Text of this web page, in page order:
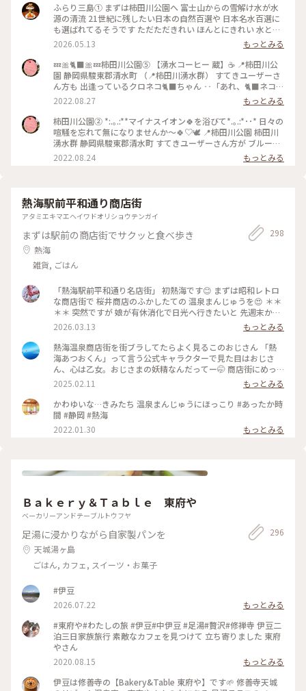
ふらり三島① まずは柿田川公園へ 富士山からの雪解け水が水
源の清流 21世紀に残したい日本の自然百選や 日本名水百選に
も選ばれてるそうです ただただきれい ほんとにきれい 水と新
緑と一体したかのような いい光景でした #柿田川公園 #静岡 #
三島
2026.05.13
もっとみる
💤🎀🐈‍⬛🎀💤柿田川公園⑤ 【湧水コーヒー 蔵】☕️ 📍柿田川公
園 静岡県駿東郡清水町 （📍柿田川湧水群） すてきユーザーさ
ん方も 出逢っているクロネコ🐈‍⬛ちゃん ‥「あれ、🐈‍⬛ネコ落
ちてるやん💛」 近づいても目も開けない ピクリともしない‥
強者です🎶 暑い日だったけど 石畳で寝転ぶの暑くないのかな
ぁ‥ 心配になりじーっと観察しますが うーごーかーずー😅💦
●こちらは🚗駐車券が❣️👀 よく見ると領収書の部分が切り取り
線が入って 清流をそよそよ…の梅花藻の 素敵な写真のポスト
観光案内所もあり パンフレットが各種置いてあります。 駐車
とまってあり、 カフェ等々 歴史を感じる蔵を残して運営して
いるのか ステキな雰囲気です🎶 人気もまばらで動きやすい〜❣️
#黒猫 #クロネコ #柿田川のねこ #茶房蔵 #マイナスイオン #ら
んらんらんの夏休み2022 #アートみたいな景色 #アートみたい
な景色 #Myことりっぷ #らんらんらん #オトナの社会科見学 #
きめきを #過ぎゆく夏 #静岡県駿東郡清水町 #柿田川湧水群 #
国指定天然記念物 #柿田川公園 #梅花藻 #富士山の湧水 #日本
ネスコ世界ジオパーク認定
2022.08.27
もっとみる
柿田川公園② *:.｡.:**マイナスイオン🍀を浴びて*.｡.:*･･* 日々の
喧騒を忘れて無になりませんか〜🍀♡🕊 📍柿田川公園 柿田川
湧水群 静岡県駿東郡清水町 すてきユーザーさん方が ブルーホ
ール等々 たーくさん投稿あげられているので 違う目線でお届
けしま〜す🎵 木道は尾瀬を歩いている感覚と 少し似ています
す。】 🤳駐車券が❣️👀 よく見ると領収書の部分が切り取り線が
入って 清流をそよそよ…の梅花藻の 素敵な写真のポストカー
ドがついてきます❣️ 粋な計らい〜🎵♡ #マイナスイオン #らん
らんらんの夏休み2022 #アートみたいな景色 #アートみたいな
景色 #Myことりっぷ #らんらんらん #オトナの社会科見学 #オ
めきを #過ぎゆく夏 #静岡県駿東郡清水町 #柿田川湧水群 #国
自然100選 #日本名水100選 #国指定天然記念物 #伊豆半島ユネ
スコ世界ジオパーク認定
2022.08.24 もっとみる
熱海駅前平和通り商店街
アタミエキマエヘイワドオリショウテンガイ
まずは駅前の商店街でサクッと食べ歩き
熱海
雑貨, ごはん
298
「熱海駅前平和通り名店街」 初熱海です😊 まずは昭和レトロ
な商店街で 桜井商店のふかしたての 温泉まんじゅうを😍 ＊＊
＊＊ 突然ですが 娘が有休消化で日光へ行きたいと 先週末から
3泊４日で 熱海〜日光へ母娘旅でした😆 当初那須高原も行こう
ねとルンルンが 北関東の寒さを知らず！ 3月いっぱいスノータ
イヤ🛞💦 那須高原はスキー⛷️❄️ いろは坂は凍結✨ 日曜日からま
た厳寒😂 季節外れの那須高原は諦めて 1日目は熱海で途中下
車することに 熱海はこの日18℃☀️ 翌日の日光は最低気温氷点
下の 真冬🤣 なんとか日光へは行こうと ぽかぽか陽気の熱海か
ら 真冬の日光へのアップダウン旅の スタートです😆 ♨️ ふかし
たての温泉まんじゅうは こし餡と黒糖生地の粒あん アッツア
ツふかふかでした😍 商店街には美味しそうなお店が たくさん
💕 お昼ご飯を求めて路地裏散策へ♪ 行きの新幹線から タイミ
ングよく雲の切れた 富士山も綺麗に見えて 幸先のいいスター
レトロ #レトロ商店街 #昭和レトロな商店街 #桜井商店温泉ま
グルメ #食べ歩き #旅のごはん #富士山 #熱海駅 #熱海 #熱海市
#静岡県 #静岡
2026.03.13
もっとみる
熱海温泉商店街を街ブラしてたらよく見るこのおじさん 「熱
海あつおくん」って言う公式キャラクターで見た目はおじさ
ん、心は乙女。おじさまの妖精なんだってー🤭 商店街にめっ
ちゃいるから気になっちゃったw そんなあつおくんの温泉まん
じゅうは、蒸したてほかほか黒糖まんじゅう。美味しかった😋
後ろから消毒スプレーが出てるからちょんまげみたいな姿にな
ってしまった🤣 そこからちょっと足を伸ばしてお散歩♪ 地図
で見ると桜並木まで徒歩で20分ほどとしか書いてなかったの
で、平地を歩くのかと思ったら、海に向けてずっと下り坂！
っててびっくり！周辺にもお店がいっばいあったので、こっち
だったので、バスで熱海駅まで帰って来ちゃった😂 #熱海温泉
#熱海旅行 #熱海スイーツ #ことりっぷ静岡
2025.02.11
もっとみる
かわゆいな…きみたち 温泉まんじゅうにほっこり #あったか時
間 #静岡 #熱海
2022.01.30
もっとみる
Ｂａｋｅｒｙ＆Ｔａｂｌｅ 東府や
ベーカリーアンドテーブルトウフヤ
足湯に浸かりながら自家製パンを
天城湯ヶ島
ごはん, カフェ, スイーツ・お菓子
296
#伊豆
2026.07.22
もっとみる
#東府や#わたしの旅 #伊豆#中伊豆 #足湯#贅沢#修禅寺 伊豆二
泊三日家族旅行 素敵なカフェを見つけて 立ち寄りました 東府
やさん
2020.08.15
もっとみる
伊豆は修善寺の【Bakery&Table 東府や】です🌱 修善寺天城